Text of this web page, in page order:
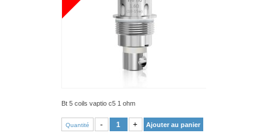
Bt 5 coils vaptio c5 1 ohm
Quantité - + Ajouter au panier